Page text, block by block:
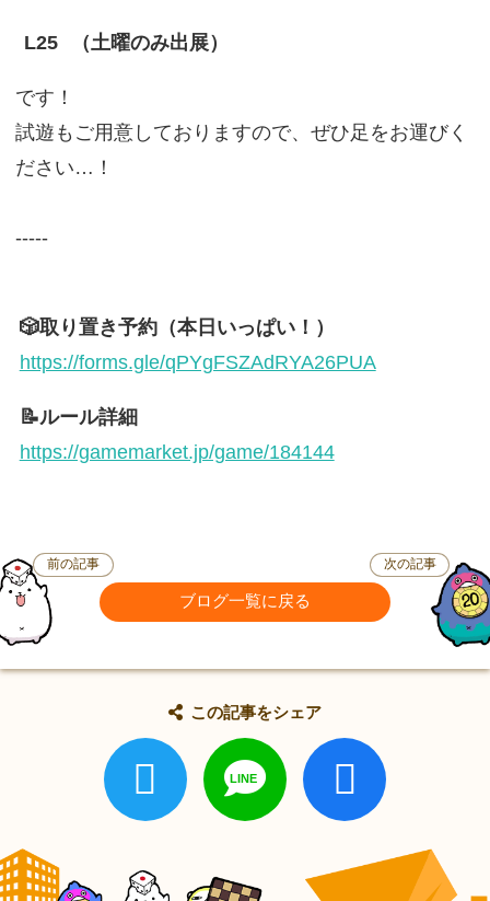
L25 （土曜のみ出展）
です！
試遊もご用意しておりますので、ぜひ足をお運びく
ださい…！
-----
🎲取り置き予約（本日いっぱい！）
https://forms.gle/qPYgFSZAdRYA26PUA
📝ルール詳細
https://gamemarket.jp/game/184144
前の記事
ブログ一覧に戻る
次の記事
この記事をシェア